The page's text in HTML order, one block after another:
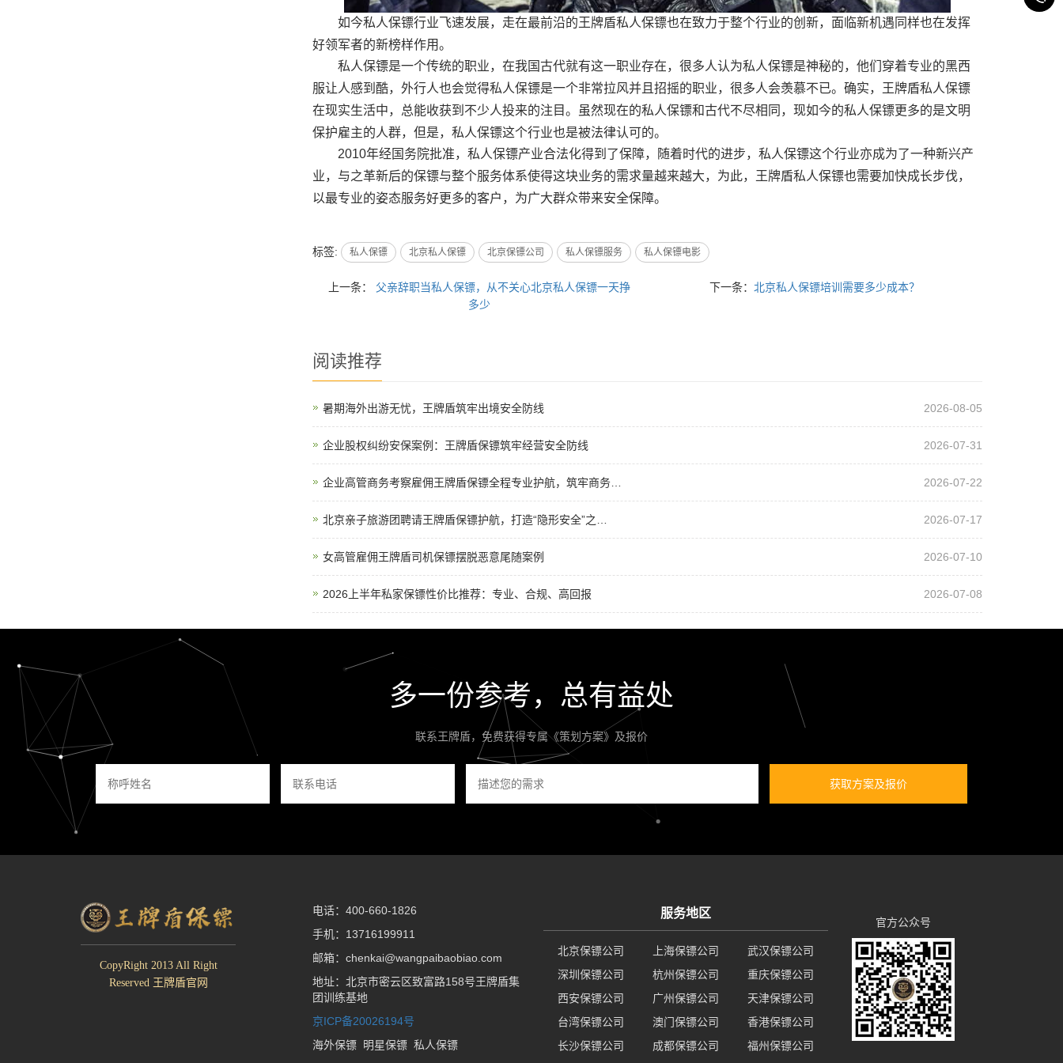
如今私人保镖行业飞速发展，走在最前沿的王牌盾私人保镖也在致力于整个行业的创新，面临新机遇同样也在发挥
好领军者的新榜样作用。
私人保镖是一个传统的职业，在我国古代就有这一职业存在，很多人认为私人保镖是神秘的，他们穿着专业的黑西
服让人感到酷，外行人也会觉得私人保镖是一个非常拉风并且招摇的职业，很多人会羡慕不已。确实，王牌盾私人保镖
在现实生活中，总能收获到不少人投来的注目。虽然现在的私人保镖和古代不尽相同，现如今的私人保镖更多的是文明
保护雇主的人群，但是，私人保镖这个行业也是被法律认可的。
2010年经国务院批准，私人保镖产业合法化得到了保障，随着时代的进步，私人保镖这个行业亦成为了一种新兴产
业，与之革新后的保镖与整个服务体系使得这块业务的需求量越来越大，为此，王牌盾私人保镖也需要加快成长步伐，
以最专业的姿态服务好更多的客户，为广大群众带来安全保障。
标签: 私人保镖 北京私人保镖 北京保镖公司 私人保镖服务 私人保镖电影
上一条： 父亲辞职当私人保镖，从不关心北京私人保镖一天挣
多少
下一条： 北京私人保镖培训需要多少成本？
阅读推荐
暑期海外出游无忧，王牌盾筑牢出境安全防线 2026-08-05
企业股权纠纷安保案例：王牌盾保镖筑牢经营安全防线 2026-07-31
企业高管商务考察雇佣王牌盾保镖全程专业护航，筑牢商务… 2026-07-22
北京亲子旅游团聘请王牌盾保镖护航，打造“隐形安全”之… 2026-07-17
女高管雇佣王牌盾司机保镖摆脱恶意尾随案例 2026-07-10
2026上半年私家保镖性价比推荐：专业、合规、高回报 2026-07-08
多一份参考，总有益处
联系王牌盾，免费获得专属《策划方案》及报价
获取方案及报价
CopyRight 2013 All Right
Reserved 王牌盾官网
电话：400-660-1826
手机：13716199911
邮箱：chenkai@wangpaibaobiao.com
地址：北京市密云区致富路158号王牌盾集
团训练基地
京ICP备20026194号
海外保镖
明星保镖 私人保镖
服务地区
北京保镖公司 上海保镖公司
武汉保镖公司
深圳保镖公司
杭州保镖公司
重庆保镖公司
西安保镖公司
广州保镖公司
天津保镖公司
台湾保镖公司
澳门保镖公司
香港保镖公司
长沙保镖公司
成都保镖公司 福州保镖公司
官方公众号